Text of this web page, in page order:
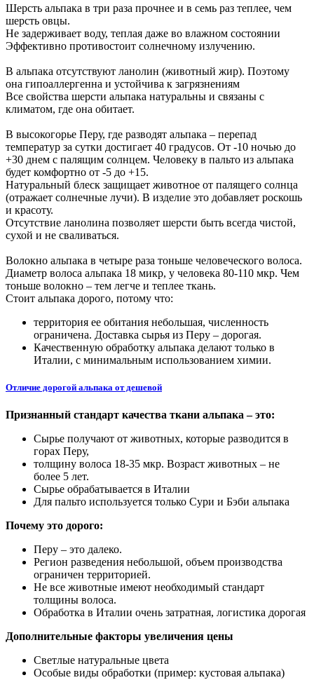
Шерсть альпака в три раза прочнее и в семь раз теплее, чем
шерсть овцы.
Не задерживает воду, теплая даже во влажном состоянии
Эффективно противостоит солнечному излучению.
В альпака отсутствуют ланолин (животный жир). Поэтому
она гипоаллергенна и устойчива к загрязнениям
Все свойства шерсти альпака натуральны и связаны с
климатом, где она обитает.
В высокогорье Перу, где разводят альпака – перепад
температур за сутки достигает 40 градусов. От -10 ночью до
+30 днем с палящим солнцем. Человеку в пальто из альпака
будет комфортно от -5 до +15.
Натуральный блеск защищает животное от палящего солнца
(отражает солнечные лучи). В изделие это добавляет роскошь
и красоту.
Отсутствие ланолина позволяет шерсти быть всегда чистой,
сухой и не сваливаться.
Волокно альпака в четыре раза тоньше человеческого волоса.
Диаметр волоса альпака 18 микр, у человека 80-110 мкр. Чем
тоньше волокно – тем легче и теплее ткань.
Стоит альпака дорого, потому что:
территория ее обитания небольшая, численность
ограничена. Доставка сырья из Перу – дорогая.
Качественную обработку альпака делают только в
Италии, с минимальным использованием химии.
Отличие дорогой альпака от дешевой
Признанный стандарт качества ткани альпака – это:
Сырье получают от животных, которые разводится в
горах Перу,
толщину волоса 18-35 мкр. Возраст животных – не
более 5 лет.
Сырье обрабатывается в Италии
Для пальто используется только Сури и Бэби альпака
Почему это дорого:
Перу – это далеко.
Регион разведения небольшой, объем производства
ограничен территорией.
Не все животные имеют необходимый стандарт
толщины волоса.
Обработка в Италии очень затратная, логистика дорогая
Дополнительные факторы увеличения цены
Светлые натуральные цвета
Особые виды обработки (пример: кустовая альпака)